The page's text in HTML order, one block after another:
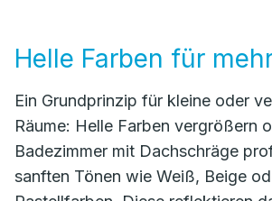
Helle Farben für
Ein Grundprinzip für kleine oder
Räume: Helle Farben vergrößern
Badezimmer mit Dachschräge
sanften Tönen wie Weiß, Beige